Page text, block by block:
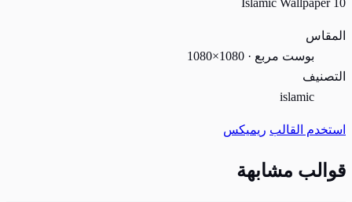
Islamic Wallpaper 10
المقاس
بوست مربع · 1080×1080
التصنيف
islamic
استخدم القالب ريميكس
قوالب مشابهة